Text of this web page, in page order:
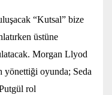
“Kutsal” bize
üstüne
Morgan Llyod
yönettiği oyunda; Seda
rol